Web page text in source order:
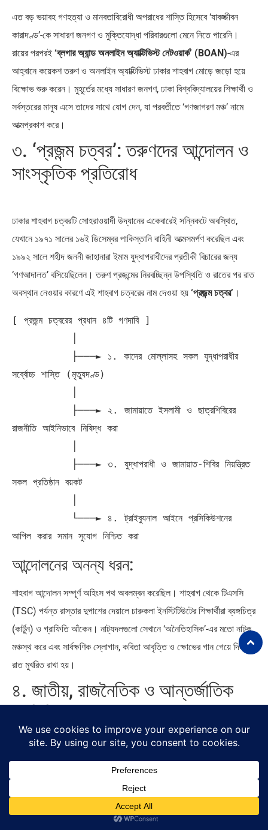
এত বড় ভয়াবহ গণহত্যা ও মানবতাবিরোধী অপরাধের শাস্তি হিসেবে ‘যাবজ্জীবন
কারাদণ্ড’-কে সাধারণ জনগণ ও মুক্তিযোদ্ধা পরিবারগুলো মেনে নিতে পারেনি।
রায়ের পরপরই ‘ব্লগার অ্যান্ড অনলাইন অ্যাক্টিভিস্ট নেটওয়ার্ক’ (BOAN)-এর
আহ্বানে কয়েকশ তরুণ ও অনলাইন অ্যাক্টিভিস্ট ঢাকার শাহবাগ মোড়ে জড়ো হয়ে
বিক্ষোভ শুরু করেন। মুহূর্তের মধ্যে সাধারণ জনগণ, ঢাকা বিশ্ববিদ্যালয়ের শিক্ষার্থী ও
সর্বস্তরের মানুষ এসে তাদের সাথে যোগ দেন, যা পরবর্তীতে ‘গণজাগরণ মঞ্চ’ নামে
আত্মপ্রকাশ করে।
৩. ‘প্রজন্ম চত্বর’: তরুণদের আন্দোলন ও
সাংস্কৃতিক প্রতিরোধ
ঢাকার শাহবাগ চত্বরটি সোহরাওয়ার্দী উদ্যানের একেবারেই সন্নিকটে অবস্থিত,
যেখানে ১৯৭১ সালের ১৬ই ডিসেম্বর পাকিস্তানি বাহিনী আত্মসমর্পণ করেছিল এবং
১৯৯২ সালে শহীদ জননী জাহানারা ইমাম যুদ্ধাপরাধীদের প্রতীকী বিচারের জন্য
‘গণআদালত’ বসিয়েছিলেন। তরুণ প্রজন্মের নিরবচ্ছিন্ন উপস্থিতি ও রাতের পর রাত
অবস্থান নেওয়ার কারণে এই শাহবাগ চত্বরের নাম দেওয়া হয় ‘প্রজন্ম চত্বর’ ।
[ প্রজন্ম চত্বরের প্রধান ৪টি গণদাবি ]
সর্ব্বোচ্চ শাস্তি (মৃত্যুদণ্ড)
রাজনীতি আইনিভাবে নিষিদ্ধ করা
সকল প্রতিষ্ঠান বয়কট
আন্দোলনের অনন্য ধরন:
শাহবাগ আন্দোলন সম্পূর্ণ অহিংস পথ অবলম্বন করেছিল। শাহবাগ থেকে টিএসসি
(TSC) পর্যন্ত রাস্তার দুপাশের দেয়ালে চারুকলা ইনস্টিটিউটের শিক্ষার্থীরা ব্যঙ্গচিত্র
(কার্টুন) ও গ্রাফিতি আঁকেন। নাট্যদলগুলো সেখানে ‘অনৈতিহাসিক’-এর মতো নাটক
মঞ্চস্থ করে এবং সার্বক্ষণিক স্লোগান, কবিতা আবৃত্তি ও ক্ষোভের গান গেয়ে দিন-
রাত মুখরিত রাখা হয়।
৪. জাতীয়, রাজনৈতিক ও আন্তর্জাতিক
শাহবাগ আন্দোলনের উত্তাপ দ্রুত দেশের গণ্ডি পেরিয়ে পুরো বিশ্বে ছড়িয়ে পড়ে:
ক) জাতীয় বিস্তার
শাহবাগের উদ্দীপনায় অনুপ্রাণিত হয়ে দেশের প্রায় প্রতিটি বড় শহরে ‘প্রজন্ম চত্বর’-
এর আদলে সমাবেশ গড়ে ওঠে। সিলেটের কেন্দ্রীয় শহীদ মিনার, চট্টগ্রামের